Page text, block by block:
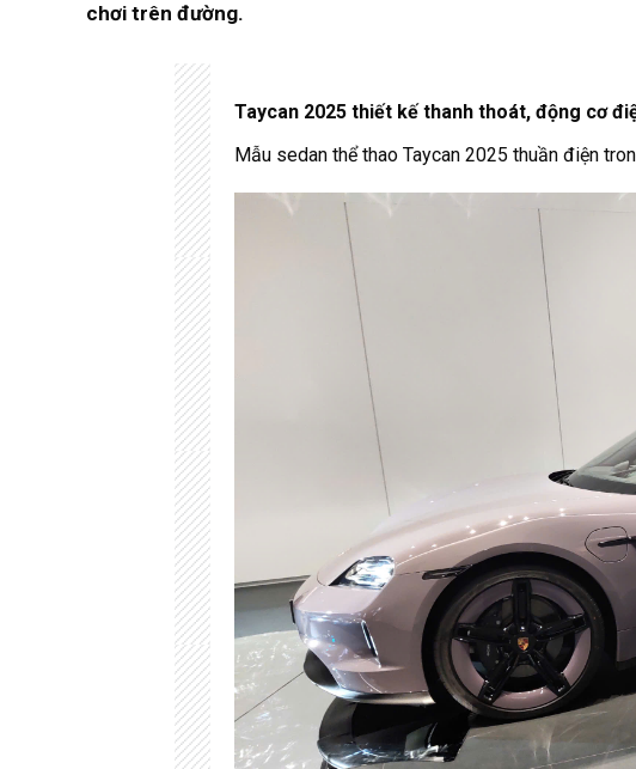
chơi trên đường.
Taycan 2025 thiết kế thanh thoát, động cơ
Mẫu sedan thể thao Taycan 2025 thuần điện